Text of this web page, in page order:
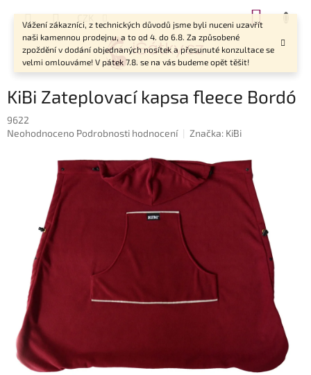
Vážení zákazníci, z technických důvodů jsme byli nuceni uzavřít
naši kamennou prodejnu, a to od 4. do 6.8. Za způsobené
zpoždění v dodání objednaných nosítek a přesunuté konzultace se
velmi omlouváme! V pátek 7.8. se na vás budeme opět těšit!
CZK
KiBi Zateplovací kapsa fleece Bordó
9622
Průměrné
hvězdiček.
Neohodnoceno Podrobnosti hodnocení Značka: KiBi